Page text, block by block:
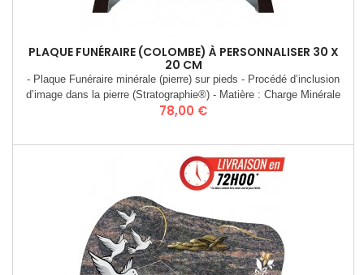
PLAQUE FUNÉRAIRE (COLOMBE) À PERSONNALISER 30 X
20 CM
- Plaque Funéraire minérale (pierre) sur pieds - Procédé d’inclusion
d’image dans la pierre (Stratographie®) - Matière : Charge Minérale
recomposée (Poudre de granit) - Dimensions : 30 x 20 cm - Poids 3
Prix
78,00 €